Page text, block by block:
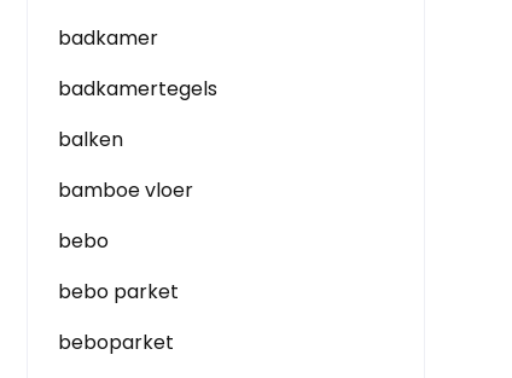
badkamer
badkamertegels
balken
bamboe vloer
bebo
bebo parket
beboparket